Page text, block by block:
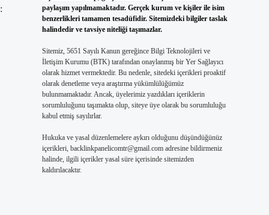
paylaşım yapılmamaktadır. Gerçek kurum ve kişiler ile isim
benzerlikleri tamamen tesadüfidir. Sitemizdeki bilgiler taslak
halindedir ve tavsiye niteliği taşımazlar.
Sitemiz, 5651 Sayılı Kanun gereğince Bilgi Teknolojileri ve
İletişim Kurumu (BTK) tarafından onaylanmış bir Yer Sağlayıcı
olarak hizmet vermektedir. Bu nedenle, sitedeki içerikleri proaktif
olarak denetleme veya araştırma yükümlülüğümüz
bulunmamaktadır. Ancak, üyelerimiz yazdıkları içeriklerin
sorumluluğunu taşımakta olup, siteye üye olarak bu sorumluluğu
kabul etmiş sayılırlar.
Hukuka ve yasal düzenlemelere aykırı olduğunu düşündüğünüz
içerikleri, backlinkpanelicomtr@gmail.comadresine bildirmeniz
halinde, ilgili içerikler yasal süre içerisinde sitemizden
kaldırılacaktır.